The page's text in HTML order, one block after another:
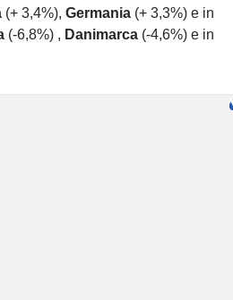
(+ 3,4%), Germania (+ 3,3%) e in
(-6,8%) , Danimarca (-4,6%) e in